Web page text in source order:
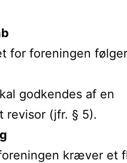
for foreningen følger
godkendes af en
revisor (jfr. § 5).
kræver et